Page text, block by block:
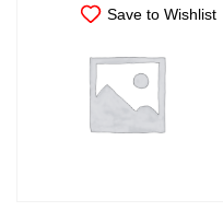
Save to Wishlist